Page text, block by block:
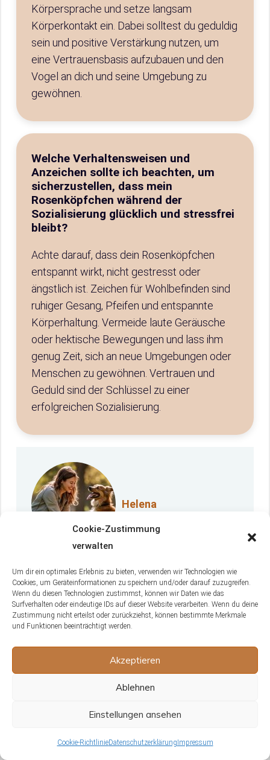
Cookie-Zustimmung
verwalten
Um dir ein optimales Erlebnis zu bieten, verwenden wir Technologien wie
Cookies, um Geräteinformationen zu speichern und/oder darauf zuzugreifen.
Wenn du diesen Technologien zustimmst, können wir Daten wie das
Surfverhalten oder eindeutige IDs auf dieser Website verarbeiten. Wenn du deine
Zustimmung nicht erteilst oder zurückziehst, können bestimmte Merkmale
und Funktionen beeinträchtigt werden.
Akzeptieren
Ablehnen
Einstellungen ansehen
Cookie-RichtlinieDatenschutzerklärung Impressum
Körpersprache und setze langsam
Körperkontakt ein. Dabei solltest du geduldig
sein und positive Verstärkung nutzen, um
eine Vertrauensbasis aufzubauen und den
Vogel an dich und seine Umgebung zu
gewöhnen.
Welche Verhaltensweisen und
Anzeichen sollte ich beachten, um
sicherzustellen, dass mein
Rosenköpfchen während der
Sozialisierung glücklich und stressfrei
bleibt?
Achte darauf, dass dein Rosenköpfchen
entspannt wirkt, nicht gestresst oder
ängstlich ist. Zeichen für Wohlbefinden sind
ruhiger Gesang, Pfeifen und entspannte
Körperhaltung. Vermeide laute Geräusche
oder hektische Bewegungen und lass ihm
genug Zeit, sich an neue Umgebungen oder
Menschen zu gewöhnen. Vertrauen und
Geduld sind der Schlüssel zu einer
erfolgreichen Sozialisierung.
Helena
Begeisterung für Haustiere, ob pelzig, gefiedert
oder geschuppt, fließt in meine Artikel ein. Mein
Fachwissen erstreckt sich von der Ernährung bis
hin zu tiermedizinischen Notfällen. Ich lege großen
Wert darauf, Tierbesitzern praktische Tipps und
wertvolle Informationen zu geben, um das